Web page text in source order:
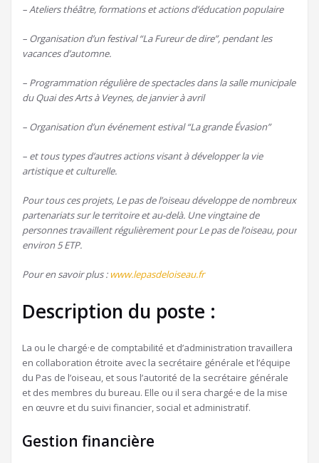
– Ateliers théâtre, formations et actions d’éducation populaire
– Organisation d’un festival “La Fureur de dire”, pendant les
vacances d’automne.
– Programmation régulière de spectacles dans la salle municipale
du Quai des Arts à Veynes, de janvier à avril
– Organisation d’un événement estival “La grande Évasion”
– et tous types d’autres actions visant à développer la vie
artistique et culturelle.
Pour tous ces projets, Le pas de l’oiseau développe de nombreux
partenariats sur le territoire et au-delà. Une vingtaine de
personnes travaillent régulièrement pour Le pas de l’oiseau, pour
environ 5 ETP.
Pour en savoir plus : www.lepasdeloiseau.fr
Description du poste :
La ou le chargé·e de comptabilité et d’administration travaillera
en collaboration étroite avec la secrétaire générale et l’équipe
du Pas de l’oiseau, et sous l’autorité de la secrétaire générale
et des membres du bureau. Elle ou il sera chargé·e de la mise
en œuvre et du suivi financier, social et administratif.
Gestion financière